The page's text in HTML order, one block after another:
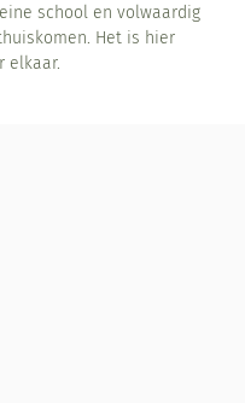
school en volwaardig
Het is hier
elkaar.